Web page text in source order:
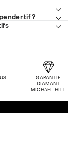
?
GARANTIE
DIAMANT
MICHAEL HILL